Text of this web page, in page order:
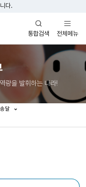
다.
통합검색
열기
전체메뉴
열기
량을 발휘하는 나라!
달